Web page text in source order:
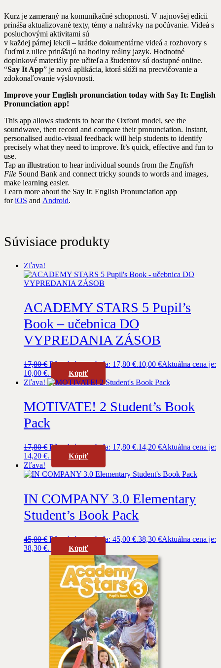
Kurz je zameraný na komunikačné schopnosti. V najnovšej edícii
prináša aktualizované texty, témy a nahrávky na počúvanie. Videá s
posluchovými aktivitami sú
v každej párnej lekcii – krátke dokumentárne videá a rozhovory s
ľuďmi z ulice prinášajú na hodiny reálny jazyk. Hodnotné
doplnkové materiály pre učiteľa a študentov sú dostupné online.
“Say It App” je nová aplikácia, ktorá slúži na precvičovanie a
zdokonaľovanie výslovnosti.
Improve your English pronunciation today with Say It: English
Pronunciation app!
This app allows students to hear the Oxford model, see the
soundwave, then record and compare their pronunciation. Instant,
personalised audio-visual feedback will help students to identify
precisely what they need to improve. It’s quick, effective and fun to
use.
Tap an illustration to hear individual sounds from the English
File Sound Bank and connect tricky sounds to words and images,
make learning easier.
Learn more about the Say It: English Pronunciation app
foriOS and Android.
Súvisiace produkty
Zľava!
ACADEMY STARS 5 Pupil’s
Book – učebnica DO
VYPREDANIA ZÁSOB
17,80€ Pôvodná cena bola: 17,80 €.10,00 €Aktuálna cena je:
10,00 €.
Kúpiť
Zľava!
MOTIVATE! 2 Student’s Book
Pack
17,80€ Pôvodná cena bola: 17,80 €.14,20 €Aktuálna cena je:
14,20 €.
Kúpiť
Zľava!
IN COMPANY 3.0 Elementary
Student’s Book Pack
45,00€ Pôvodná cena bola: 45,00 €.38,30 €Aktuálna cena je:
38,30 €.
Kúpiť